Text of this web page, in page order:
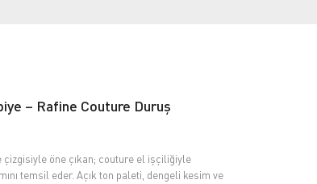
– Rafine Couture Duruş
çizgisiyle öne çıkan; couture el işçiliğiyle
temsil eder. Açık ton paleti, dengeli kesim ve